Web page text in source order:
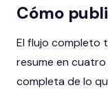
Cómo
El flujo completo
resume en cuatro
completa de lo